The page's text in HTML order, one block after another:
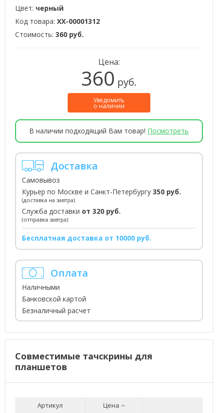
Цвет: черный
Код товара: XX-00001312
Стоимость: 360 руб.
Цена:
360 руб.
Уведомить
о наличии
В наличии подходящий Вам товар! Посмотреть
Доставка
Самовывоз
Курьер по Москве и Санкт-Петербургу 350 руб.
(доставка на завтра)
Служба доставки от 320 руб.
(отправка завтра)
Бесплатная доставка от 10000 руб.
Оплата
Наличными
Банковской картой
Безналичный расчет
Совместимые тачскрины для
планшетов
Артикул
Цена